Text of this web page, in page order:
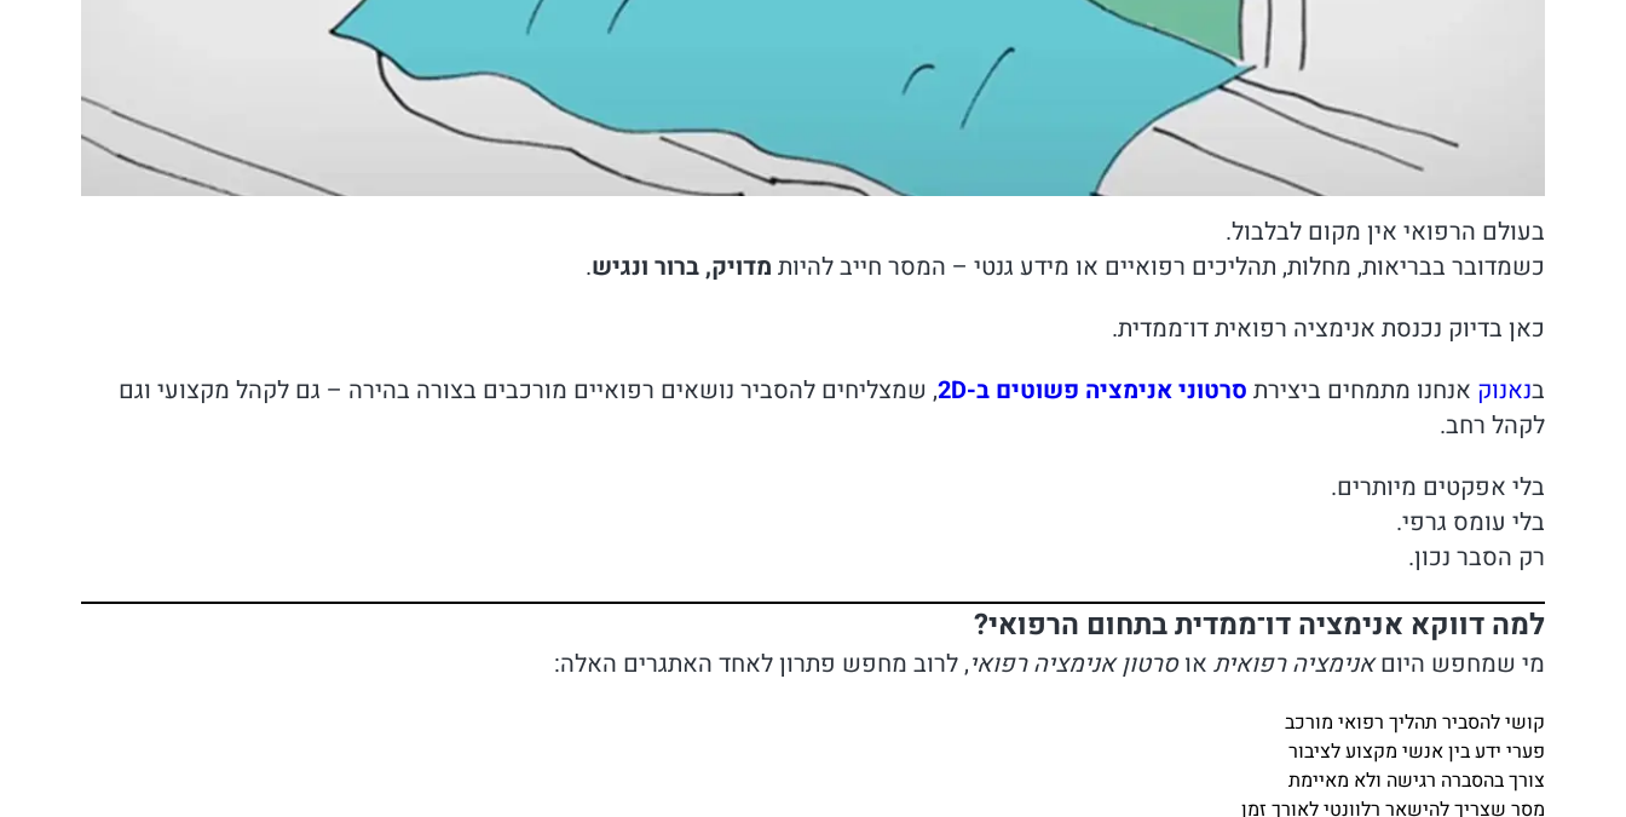
בעולם הרפואי אין מקום לבלבול.
כשמדובר בבריאות, מחלות, תהליכים רפואיים או מידע גנטי – המסר חייב להיות מדויק, ברור ונגיש.
כאן בדיוק נכנסת אנימציה רפואית דו־ממדית.
בנאנוק אנחנו מתמחים ביצירת סרטוני אנימציה פשוטים ב-2D
, שמצליחים להסביר נושאים רפואיים מורכבים בצורה בהירה – גם לקהל מקצועי וגם
לקהל רחב.
בלי אפקטים מיותרים.
בלי עומס גרפי.
רק הסבר נכון.
למה דווקא אנימציה דו־ממדית בתחום הרפואי?
מי שמחפש היוםאנימציה רפואית אוסרטון אנימציה רפואי, לרוב מחפש פתרון לאחד האתגרים האלה:
קושי להסביר תהליך רפואי מורכב
פערי ידע בין אנשי מקצוע לציבור
צורך בהסברה רגישה ולא מאיימת
מסר שצריך להישאר רלוונטי לאורך זמן